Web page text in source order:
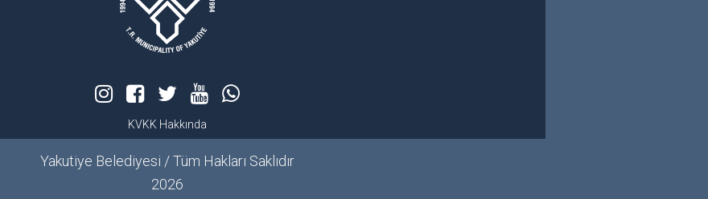
KVKK Hakkında
Yakutiye Belediyesi / Tüm Hakları Saklıdır
2026